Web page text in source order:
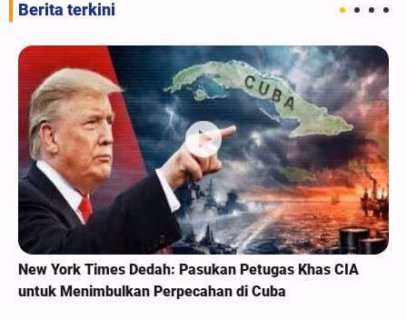
Berita terkini
New York Times Dedah: Pasukan Petugas Khas CIA
untuk Menimbulkan Perpecahan di Cuba